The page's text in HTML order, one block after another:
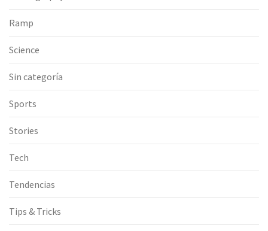
Ramp
Science
Sin categoría
Sports
Stories
Tech
Tendencias
Tips & Tricks